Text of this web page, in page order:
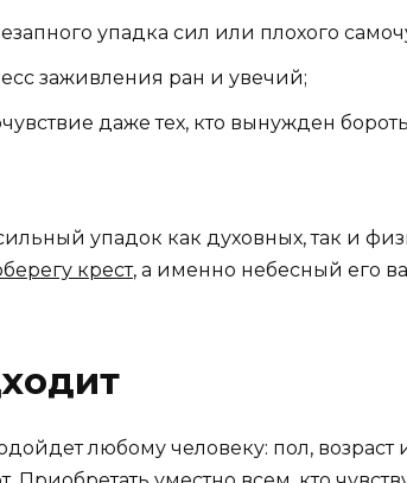
упадка сил или плохого
заживления ран и увечий;
даже тех, кто вынужден
упадок как духовных, так и
крест, а именно небесный его
любому человеку: пол, возраст